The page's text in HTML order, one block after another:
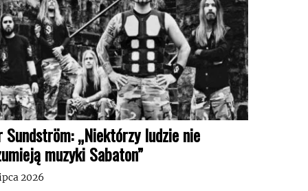
Sundström: „Niektórzy ludzie nie
muzyki Sabaton”
2026